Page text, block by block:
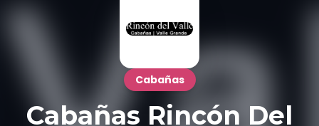
Cabañas
Cabañas Rincón Del